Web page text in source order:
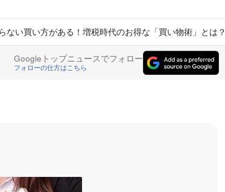
ない買い方がある！増税時代のお得な「買い物術」とは？
Googleトップニュースでフォロー
フォローの仕方はこちら